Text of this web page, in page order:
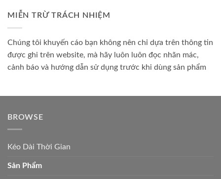
MIỄN TRỪ TRÁCH NHIỆM
Chúng tôi khuyến cáo bạn không nên chỉ dựa trên thông tin
được ghi trên website, mà hãy luôn luôn đọc nhãn mác,
cảnh báo và hướng dẫn sử dụng trước khi dùng sản phẩm
BROWSE
Kéo Dài Thời Gian
Sản Phẩm